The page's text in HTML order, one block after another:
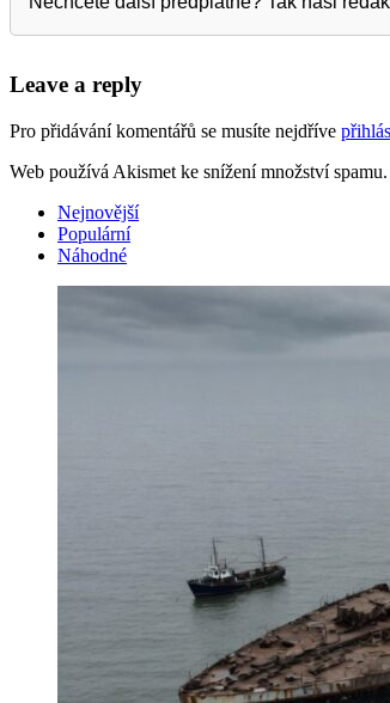
Leave a reply
Pro přidávání komentářů se musíte nejdříve
Web používá Akismet ke snížení množství spamu.
Nejnovější
Populární
Náhodné